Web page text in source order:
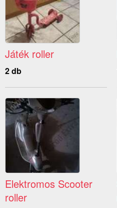
Játék roller
2 db
Elektromos Scooter
roller